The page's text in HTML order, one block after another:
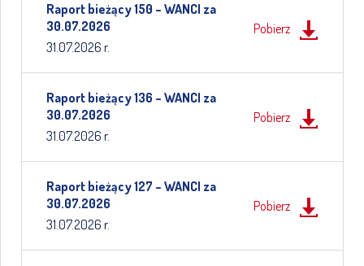
Raport bieżący 150 – WANCI za
30.07.2026
31.07.2026 r.
Pobierz
Raport bieżący 136 – WANCI za
30.07.2026
31.07.2026 r.
Pobierz
Raport bieżący 127 – WANCI za
30.07.2026
31.07.2026 r.
Pobierz